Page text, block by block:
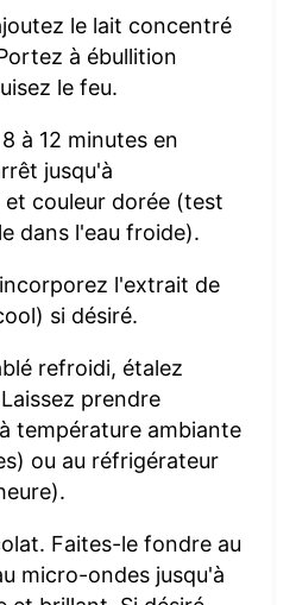
le lait concentré
à ébullition
le feu.
à 12 minutes en
jusqu'à
et couleur dorée (test
dans l'eau froide).
l'extrait de
si désiré.
refroidi, étalez
prendre
température ambiante
ou au réfrigérateur
Faites-le fondre au
micro-ondes jusqu'à